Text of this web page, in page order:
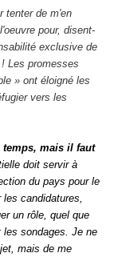
tenter de m'en
pour, disent-
exclusive de
Les promesses
» ont éloigné les
vers les
temps, mais il faut
doit servir à
du pays pour le
candidatures,
un rôle, quel que
les sondages. Je ne
mais de me